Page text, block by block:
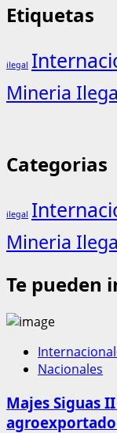
Etiquetas
ilegal
Mineria
Categorias
ilegal
Mineria
Te pueden
Nacionales
Majes Siguas